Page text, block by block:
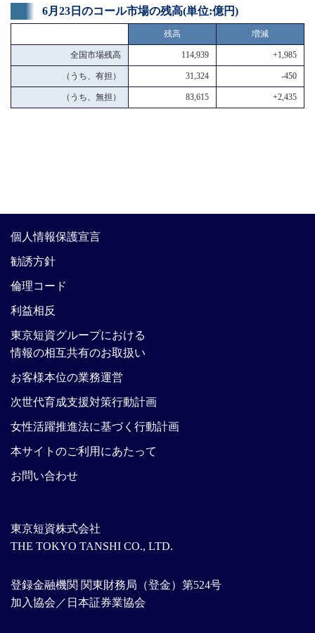
6月23日のコール市場の残高(単位:億円)
残高 増減
全国市場残高 114,939 +1,985
（うち、有担） 31,324 -450
（うち、無担） 83,615 +2,435
東京短資株式会社
THE TOKYO TANSHI CO., LTD.
登録金融機関 関東財務局（登金）第524号
加入協会／日本証券業協会
個人情報保護宣言
勧誘方針
倫理コード
利益相反
東京短資グループにおける
情報の相互共有のお取扱い
お客様本位の業務運営
次世代育成支援対策行動計画
女性活躍推進法に基づく行動計画
本サイトのご利用にあたって
お問い合わせ